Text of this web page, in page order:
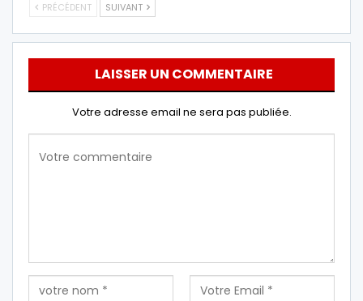
PRÉCÉDENT SUIVANT
LAISSER UN COMMENTAIRE
Votre adresse email ne sera pas publiée.